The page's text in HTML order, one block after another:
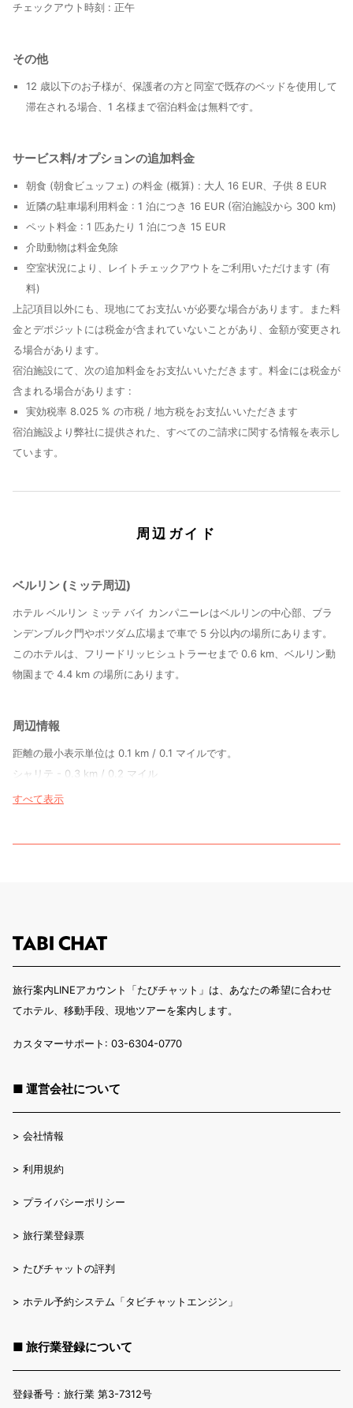
チェックアウト時刻 : 正午
その他
12 歳以下のお子様が、保護者の方と同室で既存のベッドを使用して
滞在される場合、1 名様まで宿泊料金は無料です。
サービス料/オプションの追加料金
朝食 (朝食ビュッフェ) の料金 (概算) : 大人 16 EUR、子供 8 EUR
近隣の駐車場利用料金 : 1 泊につき 16 EUR (宿泊施設から 300 km)
ペット料金 : 1 匹あたり 1 泊につき 15 EUR
介助動物は料金免除
空室状況により、レイトチェックアウトをご利用いただけます (有
料)
上記項目以外にも、現地にてお支払いが必要な場合があります。また料
金とデポジットには税金が含まれていないことがあり、金額が変更され
る場合があります。
宿泊施設にて、次の追加料金をお支払いいただきます。料金には税金が
含まれる場合があります :
実効税率 8.025 % の市税 / 地方税をお支払いいただきます
宿泊施設より弊社に提供された、すべてのご請求に関する情報を表示し
ています。
周辺ガイド
ベルリン (ミッテ周辺)
ホテル ベルリン ミッテ バイ カンパニーレはベルリンの中心部、ブラ
ンデンブルク門やポツダム広場まで車で 5 分以内の場所にあります。
このホテルは、フリードリッヒシュトラーセまで 0.6 km、ベルリン動
物園まで 4.4 km の場所にあります。
周辺情報
距離の最小表示単位は 0.1 km / 0.1 マイルです。
シャリテ - 0.3 km / 0.2 マイル
トール通り - 0.6 km / 0.4 マイル
ティーアガルテン - 1.6 km / 1 マイル
博物館島 - 1.6 km / 1 マイル
連邦首相府 - 1.6 km / 1 マイル
国会議事堂 - 1.6 km / 1 マイル
最寄の主要空港 : ブランデンブルク国際空港 (BER) - 28.8 km / 17.9 マ
すべて表示
旅行案内LINEアカウント「たびチャット」は、あなたの希望に合わせ
てホテル、移動手段、現地ツアーを案内します。
カスタマーサポート: 03-6304-0770
■ 運営会社について
> 会社情報
> 利用規約
> プライバシーポリシー
> 旅行業登録票
> たびチャットの評判
> ホテル予約システム「タビチャットエンジン」
■ 旅行業登録について
登録番号：旅行業 第3-7312号